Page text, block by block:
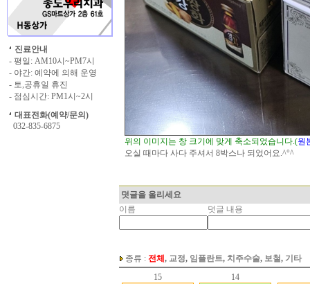
진료안내
- 평일: AM10시~PM7시
- 야간: 예약에 의해 운영
- 토,공휴일 휴진
- 점심시간: PM1시~2시
대표전화(예약/문의)
032-835-6875
위의 이미지는 창 크기에 맞게 축소되었습니다.(원
오실 때마다 사다 주셔서 8박스나 되었어요.^°^
덧글을 올리세요
이름
덧글 내용
종류 : 전체 , 교정, 임플란트, 치주수술, 보철, 기타
15
14